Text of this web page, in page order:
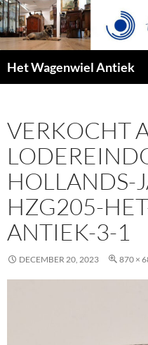
Het Wagenwiel Antiek
VERKOCHT
HOLLANDS-
HZG205-
ANTIEK-3-1
DECEMBER 20, 2023 870 ×